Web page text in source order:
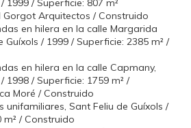
1999 / Superficie: 807 m²
Arquitectos / Construido
en hilera en la calle Margarida
Guíxols / 1999 / Superficie: 2385 m² /
en hilera en la calle Capmany,
1998 / Superficie: 1759 m² /
Moré / Construido
unifamiliares, Sant Feliu de Guíxols /
m² / Construido